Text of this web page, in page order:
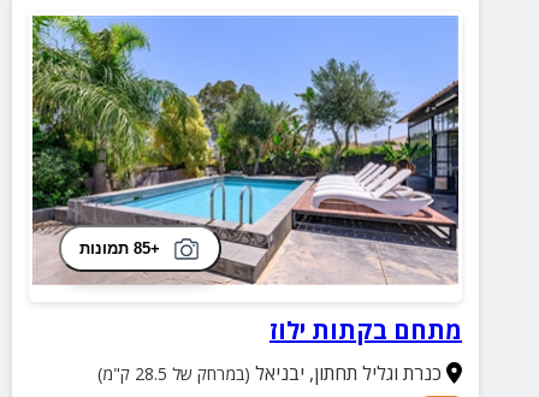
+85 תמונות
מתחם בקתות ילוז
כנרת וגליל תחתון, יבניאל (במרחק של 28.5 ק"מ)